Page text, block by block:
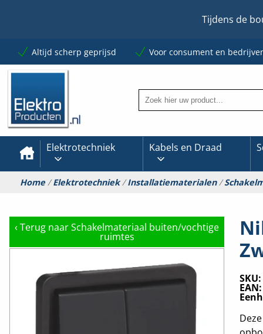
Tijdens de
Altijd scherp geprijsd Voor consument en
Elektrotechniek Kabels en Draad
Home/Elektrotechniek/Installatiematerialen/
‹ Terug naar Schakelmateriaal buiten/vochtige
ruimtes
SKU:
EAN: